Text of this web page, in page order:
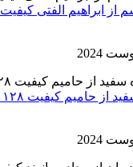
الفتی کیفیت ۱۲۸ + ۳۲۰
حامیم کیفیت ۱۲۸ + ۳۲۰